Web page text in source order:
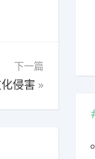
下一篇
侵害 »